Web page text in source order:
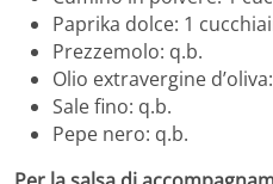
Paprika dolce: 1
Prezzemolo: q.b.
Olio extravergine
Sale fino: q.b.
Pepe nero: q.b.